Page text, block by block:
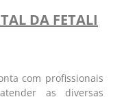
DA FETALI
com profissionais
as diversas